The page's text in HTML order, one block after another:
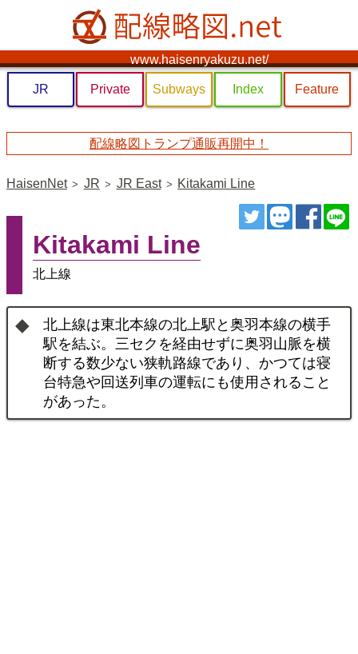
www.haisenryakuzu.net/
JR Private Subways Index Feature
配線略図トランプ通販再開中！
HaisenNet JR JR East Kitakami Line
ツイートトゥート
シェ
Kitakami Line
北上線
北上線は東北本線の北上駅と奥羽本線の横手
駅を結ぶ。三セクを経由せずに奥羽山脈を横
断する数少ない狭軌路線であり、かつては寝
台特急や回送列車の運転にも使用されること
があった。